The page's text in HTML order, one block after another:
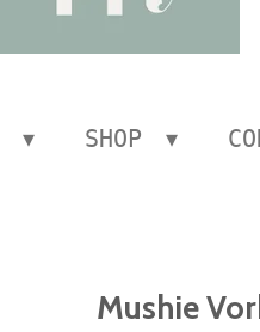
SHOP
Mushie